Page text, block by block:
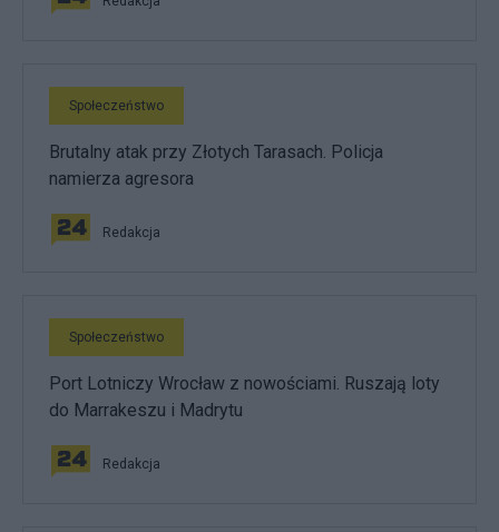
Społeczeństwo
Brutalny atak przy Złotych Tarasach. Policja
namierza agresora
Redakcja
Społeczeństwo
Port Lotniczy Wrocław z nowościami. Ruszają loty
do Marrakeszu i Madrytu
Redakcja